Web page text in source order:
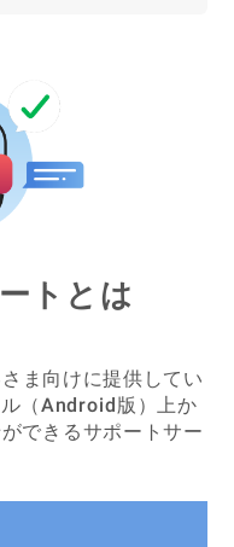
トとは
ま向けに提供してい
（Android版）上か
できるサポートサー